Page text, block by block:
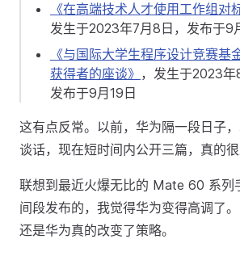
《在高端技术人才使用工作组对
发生于2023年7月8日，发布于9
《与国际大学生程序设计竞赛基
获得者的座谈》 ，发生于2023年
发布于9月19日
这有点反常。以前，华为隔一段日子
谈话，现在短时间内公开三篇，真的很
联想到最近火爆无比的 Mate 60 系列
间段发布的，我觉得华为变得高调了。
还是华为真的改变了策略。